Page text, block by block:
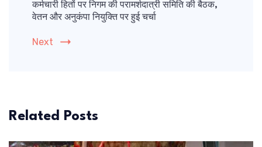
कर्मचारी हितों पर निगम की परामर्शदात्री समिति की बैठक,
वेतन और अनुकंपा नियुक्ति पर हुई चर्चा
Next
Related Posts